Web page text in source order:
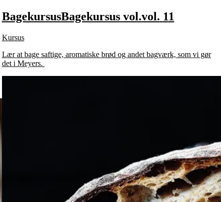
BagekursusBagekursus vol.vol. 11
Kursus
Lær at bage saftige, aromatiske brød og andet bagværk, som vi gør
det i Meyers.